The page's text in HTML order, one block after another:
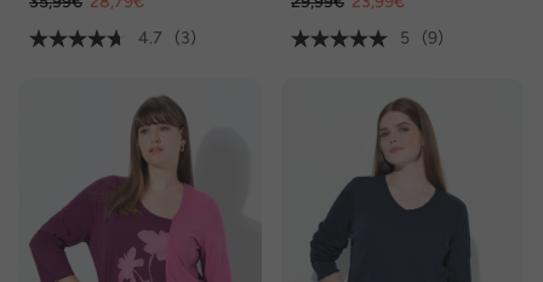
4.7
(3)
5
(9)